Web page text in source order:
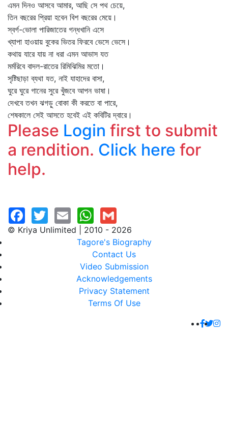
এমন দিনও আসবে আমার, আছি সে পথ চেয়ে,
তিন বছরের প্রিয়া হবেন বিশ বছরের মেয়ে।
স্বর্গ-ভোলা পারিজাতের গন্ধখানি এসে
খ্যাপা হাওয়ায় বুকের ভিতর ফিরবে ভেসে ভেসে।
কথায় যারে যায় না ধরা এমন আভাস যত
মর্মরিবে বাদল-রাতের রিমিঝিমির মতো।
সৃষ্টিছাড়া ব্যথা যত, নাই যাহাদের বাসা,
ঘুরে ঘুরে গানের সুরে খুঁজবে আপন ভাষা।
দেখবে তখন ঝগড়ু বোকা কী করতে বা পারে,
শেষকালে সেই আসতে হবেই এই কবিটির দ্বারে।
Please Login first to submit
a rendition. Click here for
help.
© Kriya Unlimited | 2010 - 2026
Tagore's Biography
Contact Us
Video Submission
Acknowledgements
Privacy Statement
Terms Of Use